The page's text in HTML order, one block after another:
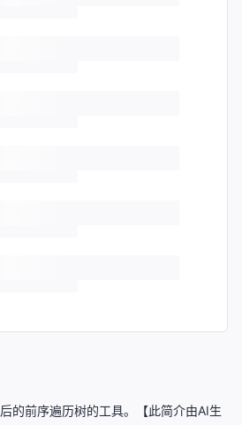
的前序遍历树的工具。【此简介由AI生